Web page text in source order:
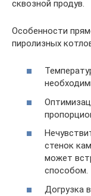
сквозной продув.
Особенности
пиролизных
стенок
может
способом.
Догрузка